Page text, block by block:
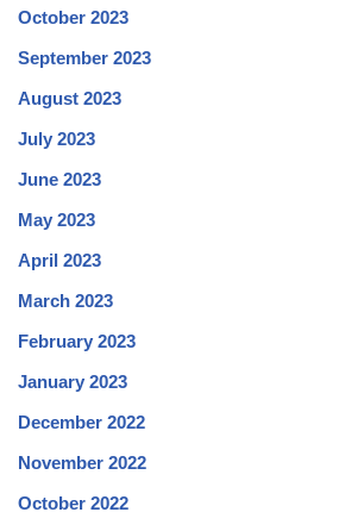
October 2023
September 2023
August 2023
July 2023
June 2023
May 2023
April 2023
March 2023
February 2023
January 2023
December 2022
November 2022
October 2022